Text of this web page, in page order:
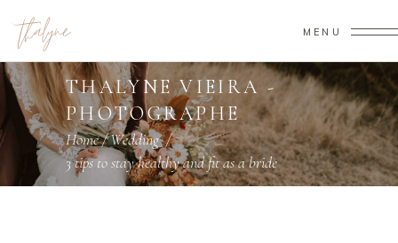
MENU
THALYNE VIEIRA -
PHOTOGRAPHE
Home/Wedding/
3 tips to stay healthy and fit as a bride